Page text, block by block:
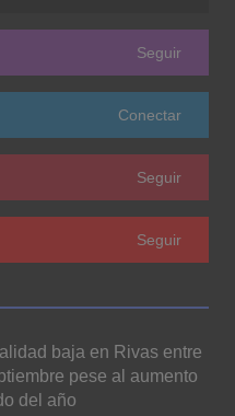
Seguir
Conectar
Seguir
Seguir
baja en Rivas entre
pese al aumento
del año